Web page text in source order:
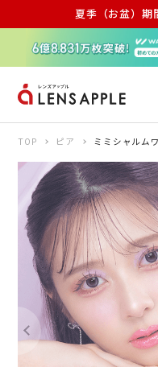
夏季（お盆）期
アキュビュ
TOP ピア ミミシャルム